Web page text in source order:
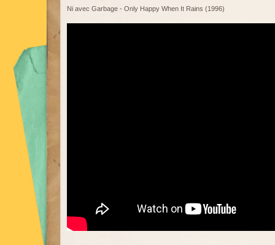
Ni avec Garbage - Only Happy When It Rains (1996)